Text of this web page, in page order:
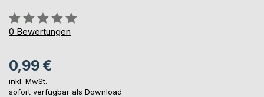
Bewertung::
0%
0 Bewertungen
0,99 €
inkl. MwSt.
sofort verfügbar als Download